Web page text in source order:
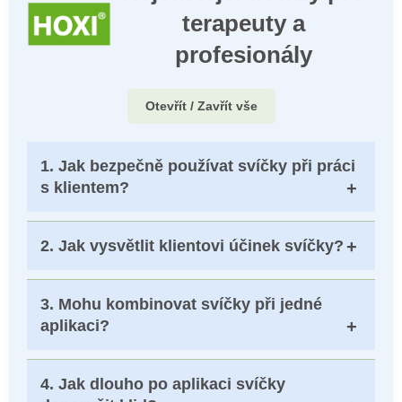
terapeuty a
profesionály
Otevřít / Zavřít vše
1. Jak bezpečně používat svíčky při práci
s klientem?
Vždy používejte stabilní podložku, mějte
připravenou nádobu s vodou a svíčku nikdy
informován a cítit se bezpečně.
2. Jak vysvětlit klientovi účinek svíčky?
Vysvětlete, že účinek vychází z působení tepla,
lehkého podtlaku a práce s pozorností na tělo.
Cílem je harmonizace, uvolnění a prohřátí dané
3. Mohu kombinovat svíčky při jedné
aplikaci?
Ano, lze kombinovat např. tělovou a čakrovou
svíčku, nebo ušní a tělovou svíčku v návaznosti.
4. Jak dlouho po aplikaci svíčky